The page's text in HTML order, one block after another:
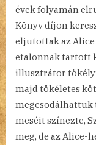
évek folyamán
Könyv díjon
eljutottak az Alice
etalonnak tartott
illusztrátor
majd tökéletes
megcsodálhattuk
meséit színezte,
meg, de az Alice-